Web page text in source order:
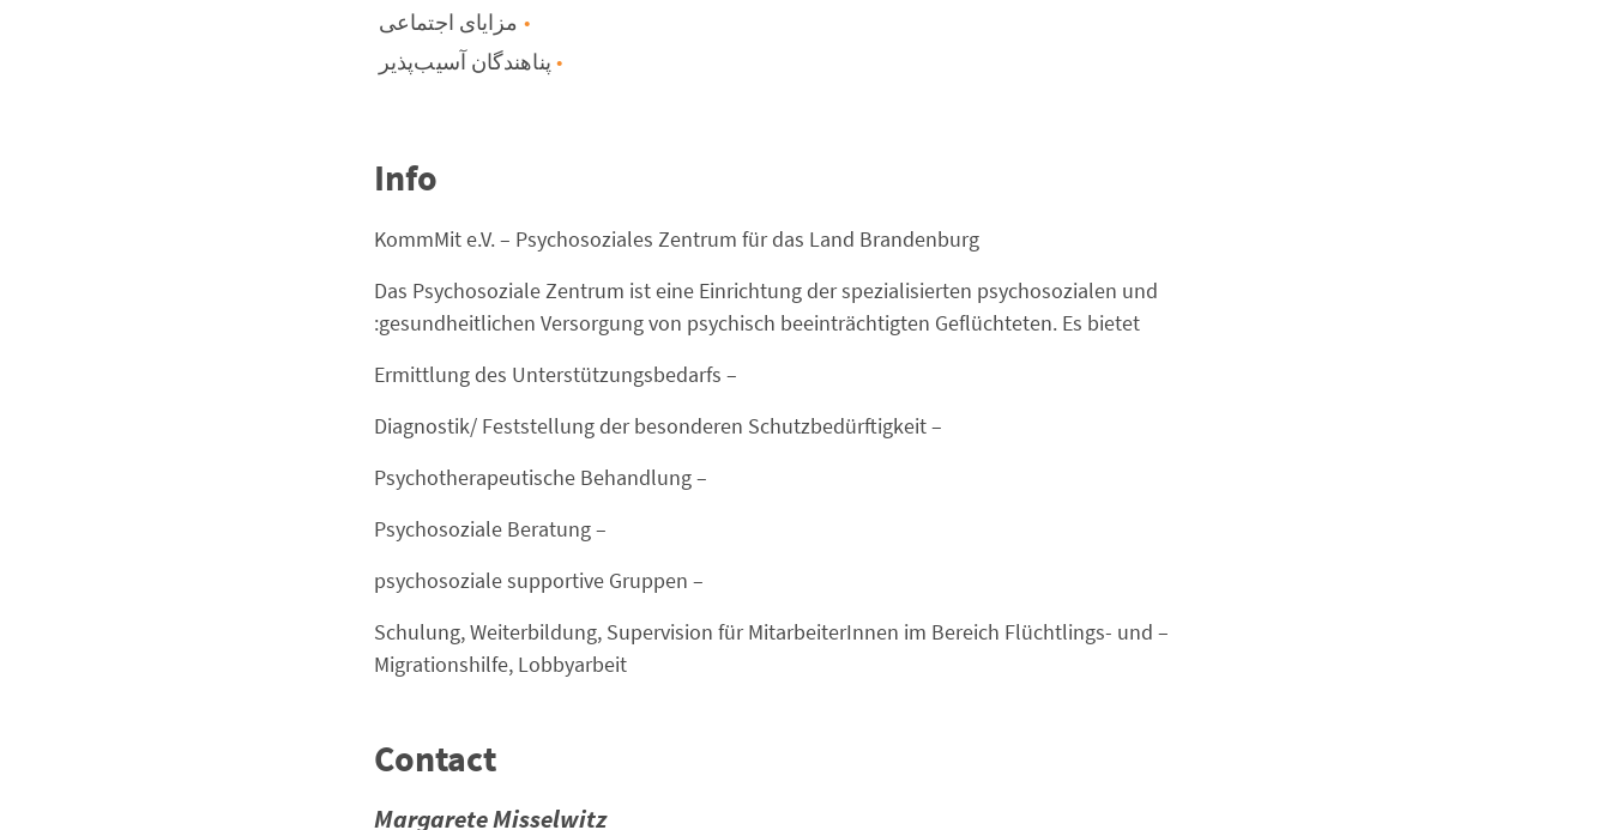
مزایای اجتماعی
پناهندگان آسیب‌پذیر
Info
KommMit e.V. – Psychosoziales Zentrum für das Land Brandenburg
Das Psychosoziale Zentrum ist eine Einrichtung der spezialisierten psychosozialen und
gesundheitlichen Versorgung von psychisch beeinträchtigten Geflüchteten. Es bietet:
– Ermittlung des Unterstützungsbedarfs
– Diagnostik/ Feststellung der besonderen Schutzbedürftigkeit
– Psychotherapeutische Behandlung
– Psychosoziale Beratung
– psychosoziale supportive Gruppen
– Schulung, Weiterbildung, Supervision für MitarbeiterInnen im Bereich Flüchtlings- und
Migrationshilfe, Lobbyarbeit
Contact
Margarete Misselwitz